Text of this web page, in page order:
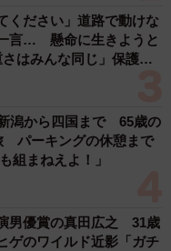
ください」道路で動けな
言… 懸命に生きようと
はみんな同じ」保護団
潟から四国まで 65歳の
パーキングの休憩まで
組まねえよ！」
男優賞の真田広之 31歳
ゲのワイルド近影「ガチ